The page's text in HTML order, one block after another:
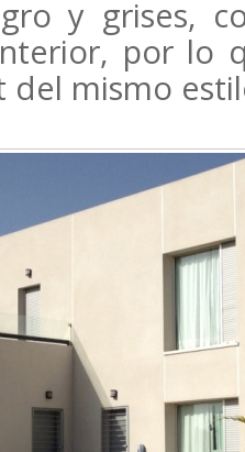
y grises,
por lo
del mismo